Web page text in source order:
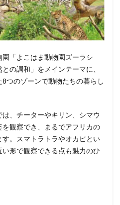
「よこはま動物園ズーラシ
の調和」をメインテーマに、
つのゾーンで動物たちの暮らし
、チーターやキリン、シマウ
観察でき、まるでアフリカの
。スマトラトラやオカピとい
形で観察できる点も魅力のひ